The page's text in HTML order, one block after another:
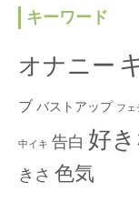
キーワード
オナニー
ブ バストアップ フェ
中イキ 告白 好
きさ 色気